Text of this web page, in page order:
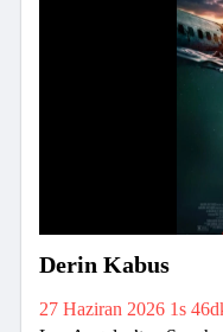
Derin Kabus
27 Haziran 2026 1s